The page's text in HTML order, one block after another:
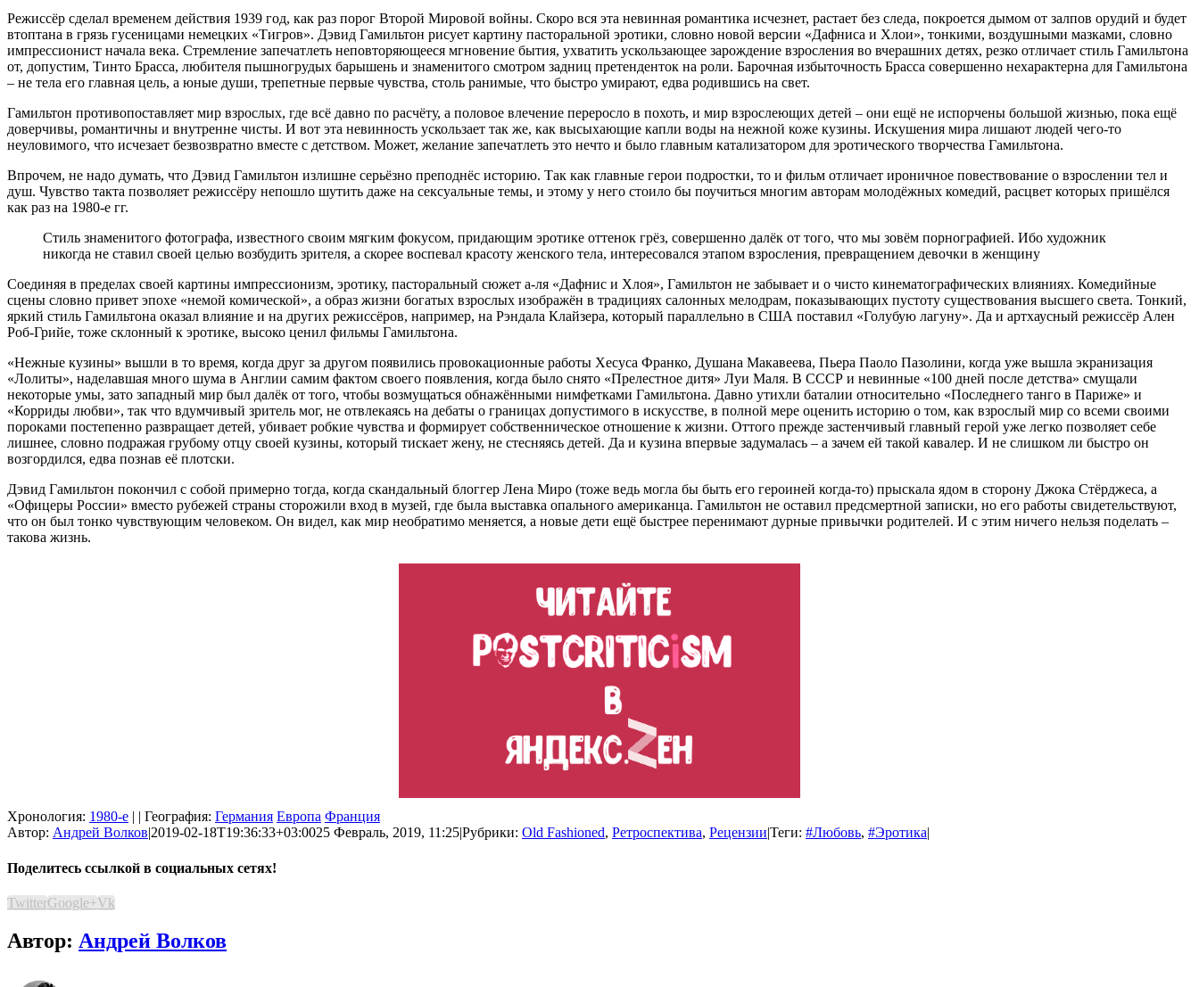
Режиссёр сделал временем действия 1939 год, как раз порог Второй Мировой войны. Скоро вся эта невинная романтика исчезнет, растает без следа, покроется дымом от залпов орудий и будет
втоптана в грязь гусеницами немецких «Тигров». Дэвид Гамильтон рисует картину пасторальной эротики, словно новой версии «Дафниса и Хлои», тонкими, воздушными мазками, словно
импрессионист начала века. Стремление запечатлеть неповторяющееся мгновение бытия, ухватить ускользающее зарождение взросления во вчерашних детях, резко отличает стиль Гамильтона
от, допустим, Тинто Брасса, любителя пышногрудых барышень и знаменитого смотром задниц претенденток на роли. Барочная избыточность Брасса совершенно нехарактерна для Гамильтона
– не тела его главная цель, а юные души, трепетные первые чувства, столь ранимые, что быстро умирают, едва родившись на свет.
Гамильтон противопоставляет мир взрослых, где всё давно по расчёту, а половое влечение переросло в похоть, и мир взрослеющих детей – они ещё не испорчены большой жизнью, пока ещё
доверчивы, романтичны и внутренне чисты. И вот эта невинность ускользает так же, как высыхающие капли воды на нежной коже кузины. Искушения мира лишают людей чего-то
неуловимого, что исчезает безвозвратно вместе с детством. Может, желание запечатлеть это нечто и было главным катализатором для эротического творчества Гамильтона.
Впрочем, не надо думать, что Дэвид Гамильтон излишне серьёзно преподнёс историю. Так как главные герои подростки, то и фильм отличает ироничное повествование о взрослении тел и
душ. Чувство такта позволяет режиссёру непошло шутить даже на сексуальные темы, и этому у него стоило бы поучиться многим авторам молодёжных комедий, расцвет которых пришёлся
как раз на 1980-е гг.
Стиль знаменитого фотографа, известного своим мягким фокусом, придающим эротике оттенок грёз, совершенно далёк от того, что мы зовём порнографией. Ибо художник
никогда не ставил своей целью возбудить зрителя, а скорее воспевал красоту женского тела, интересовался этапом взросления, превращением девочки в женщину
Соединяя в пределах своей картины импрессионизм, эротику, пасторальный сюжет а-ля «Дафнис и Хлоя», Гамильтон не забывает и о чисто кинематографических влияниях. Комедийные
сцены словно привет эпохе «немой комической», а образ жизни богатых взрослых изображён в традициях салонных мелодрам, показывающих пустоту существования высшего света. Тонкий,
яркий стиль Гамильтона оказал влияние и на других режиссёров, например, на Рэндала Клайзера, который параллельно в США поставил «Голубую лагуну». Да и артхаусный режиссёр Ален
Роб-Грийе, тоже склонный к эротике, высоко ценил фильмы Гамильтона.
«Нежные кузины» вышли в то время, когда друг за другом появились провокационные работы Хесуса Франко, Душана Макавеева, Пьера Паоло Пазолини, когда уже вышла экранизация
«Лолиты», наделавшая много шума в Англии самим фактом своего появления, когда было снято «Прелестное дитя» Луи Маля. В СССР и невинные «100 дней после детства» смущали
некоторые умы, зато западный мир был далёк от того, чтобы возмущаться обнажёнными нимфетками Гамильтона. Давно утихли баталии относительно «Последнего танго в Париже» и
«Корриды любви», так что вдумчивый зритель мог, не отвлекаясь на дебаты о границах допустимого в искусстве, в полной мере оценить историю о том, как взрослый мир со всеми своими
пороками постепенно развращает детей, убивает робкие чувства и формирует собственническое отношение к жизни. Оттого прежде застенчивый главный герой уже легко позволяет себе
лишнее, словно подражая грубому отцу своей кузины, который тискает жену, не стесняясь детей. Да и кузина впервые задумалась – а зачем ей такой кавалер. И не слишком ли быстро он
возгордился, едва познав её плотски.
Дэвид Гамильтон покончил с собой примерно тогда, когда скандальный блоггер Лена Миро (тоже ведь могла бы быть его героиней когда-то) прыскала ядом в сторону Джока Стёрджеса, а
«Офицеры России» вместо рубежей страны сторожили вход в музей, где была выставка опального американца. Гамильтон не оставил предсмертной записки, но его работы свидетельствуют,
что он был тонко чувствующим человеком. Он видел, как мир необратимо меняется, а новые дети ещё быстрее перенимают дурные привычки родителей. И с этим ничего нельзя поделать –
такова жизнь.
Хронология: 1980-е | | География: Германия Европа Франция
Автор: Андрей Волков|2019-02-18T19:36:33+03:0025 Февраль, 2019, 11:25|Рубрики: Old Fashioned, Ретроспектива, Рецензии|Теги: #Любовь, #Эротика|
Поделитесь ссылкой в социальных сетях!
TwitterGoogle+Vk
Автор: Андрей Волков